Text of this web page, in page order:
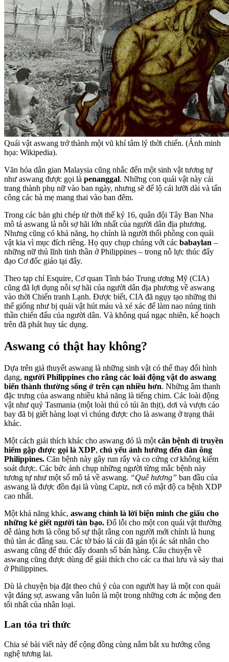
Quái vật aswang trở thành một vũ khí tâm lý thời chiến. (Ảnh minh
họa: Wikipedia).
Văn hóa dân gian Malaysia cũng nhắc đến một sinh vật tương tự
như aswang được gọi là penanggal. Những con quái vật này cải
trang thành phụ nữ vào ban ngày, nhưng sẽ để lộ cái lưỡi dài và tấn
công các bà mẹ mang thai vào ban đêm.
Trong các bản ghi chép từ thời thế kỷ 16, quân đội Tây Ban Nha
mô tả aswang là nỗi sợ hãi lớn nhất của người dân địa phương.
Nhưng cũng có khả năng, họ chính là người thổi phồng con quái
vật kia vì mục đích riêng. Họ quy chụp chúng với các babaylan –
những nữ thủ lĩnh tinh thần ở Philippines – trong nỗ lực thúc đẩy
đạo Cơ đốc giáo tại đây.
Theo tạp chí Esquire, Cơ quan Tình báo Trung ương Mỹ (CIA)
cũng đã lợi dụng nỗi sợ hãi của người dân địa phương về aswang
vào thời Chiến tranh Lạnh. Được biết, CIA đã ngụy tạo những thi
thể giống như bị quái vật hút máu và xé xác để làm nao núng tinh
thần chiến đấu của người dân. Và không quá ngạc nhiên, kế hoạch
trên đã phát huy tác dụng.
Aswang có thật hay không?
Dựa trên giả thuyết aswang là những sinh vật có thể thay đổi hình
dạng, người Philippines cho rằng các loài động vật do aswang
biến thành thường sống ở trên cạn nhiều hơn. Những âm thanh
đặc trưng của aswang nhiều khả năng là tiếng chim. Các loài động
vật như quỷ Tasmania (một loài thú có túi ăn thịt), dơi và vượn cáo
bay đã bị giết hàng loạt vì chúng được cho là aswang ở trạng thái
khác.
Một cách giải thích khác cho aswang đó là một căn bệnh di truyền
hiếm gặp được gọi là XDP, chủ yếu ảnh hưởng đến đàn ông
Philippines. Căn bệnh này gây run rẩy và co cứng cơ không kiểm
soát được. Các bức ảnh chụp những người từng mắc bệnh này
tương tự như một số mô tả về aswang. “Quê hương” ban đầu của
aswang là được đồn đại là vùng Capiz, nơi có mật độ ca bệnh XDP
cao nhất.
Một khả năng khác, aswang chính là lời biện minh che giấu cho
những kẻ giết người tàn bạo. Đổ lỗi cho một con quái vật thường
dễ dàng hơn là công bố sự thật rằng con người mới chính là hung
thủ tàn ác đằng sau. Các tờ báo lá cải đã gán tội ác sát nhân cho
aswang cũng để thúc đẩy doanh số bán hàng. Câu chuyện về
aswang cũng được dùng để giải thích cho các ca thai lưu và sảy thai
ở Philippines.
Dù là chuyện bịa đặt theo chủ ý của con người hay là một con quái
vật đáng sợ, aswang vẫn luôn là một trong những cơn ác mộng đen
tối nhất của nhân loại.
Lan tỏa tri thức
Chia sẻ bài viết này để cộng đồng cùng nắm bắt xu hướng công
nghệ tương lai.